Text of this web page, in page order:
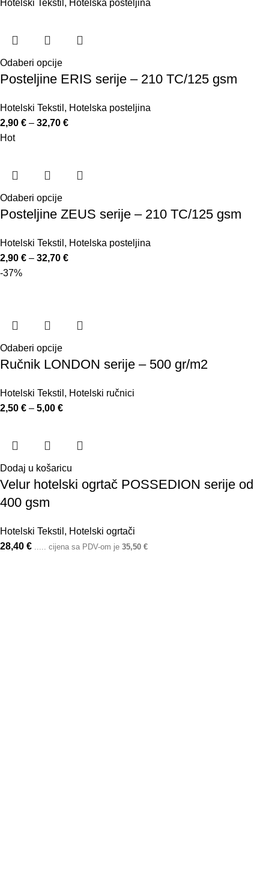
Hotelski Tekstil , Hotelska posteljina
Odaberi opcije
Posteljine ERIS serije – 210 TC/125 gsm
Hotelski Tekstil , Hotelska posteljina
2,90 € – 32,70 €
Hot
Odaberi opcije
Posteljine ZEUS serije – 210 TC/125 gsm
Hotelski Tekstil , Hotelska posteljina
2,90 € – 32,70 €
-37%
Odaberi opcije
Ručnik LONDON serije – 500 gr/m2
Hotelski Tekstil , Hotelski ručnici
2,50 € – 5,00 €
Dodaj u košaricu
Velur hotelski ogrtač POSSEDION serije od
400 gsm
Hotelski Tekstil , Hotelski ogrtači
28,40 € ..... cijena sa PDV-om je 35,50 €